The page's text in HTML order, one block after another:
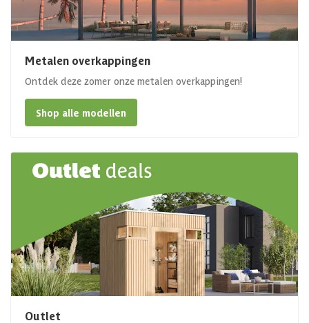
Metalen overkappingen
Ontdek deze zomer onze metalen overkappingen!
Shop alle modellen
Outlet